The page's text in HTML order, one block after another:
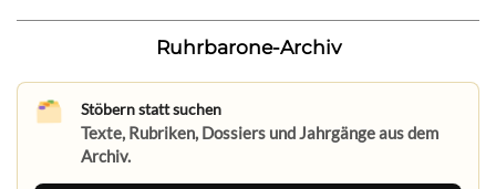
Ruhrbarone-Archiv
Stöbern statt suchen
Texte, Rubriken, Dossiers und Jahrgänge aus dem
Archiv.